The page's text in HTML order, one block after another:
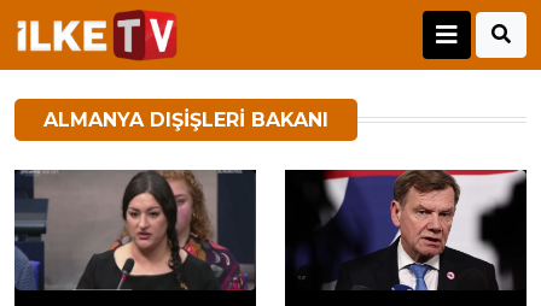
ALMANYA DIŞIŞLERI BAKANI